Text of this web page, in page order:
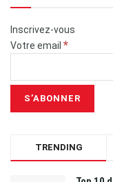
Inscrivez-vous
Votre email *
TRENDING